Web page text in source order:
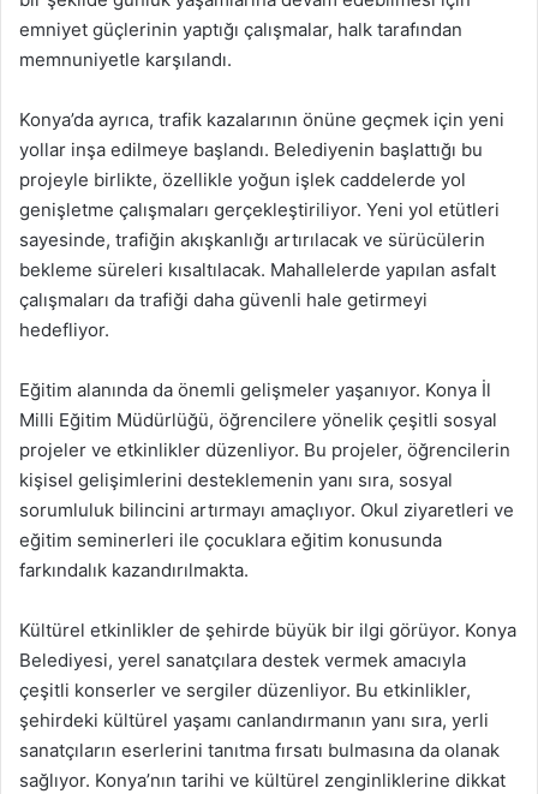
emniyet güçlerinin yaptığı çalışmalar, halk tarafından
memnuniyetle karşılandı.
Konya’da ayrıca, trafik kazalarının önüne geçmek için yeni
yollar inşa edilmeye başlandı. Belediyenin başlattığı bu
projeyle birlikte, özellikle yoğun işlek caddelerde yol
genişletme çalışmaları gerçekleştiriliyor. Yeni yol etütleri
sayesinde, trafiğin akışkanlığı artırılacak ve sürücülerin
bekleme süreleri kısaltılacak. Mahallelerde yapılan asfalt
çalışmaları da trafiği daha güvenli hale getirmeyi
hedefliyor.
Eğitim alanında da önemli gelişmeler yaşanıyor. Konya İl
Milli Eğitim Müdürlüğü, öğrencilere yönelik çeşitli sosyal
projeler ve etkinlikler düzenliyor. Bu projeler, öğrencilerin
kişisel gelişimlerini desteklemenin yanı sıra, sosyal
sorumluluk bilincini artırmayı amaçlıyor. Okul ziyaretleri ve
eğitim seminerleri ile çocuklara eğitim konusunda
farkındalık kazandırılmakta.
Kültürel etkinlikler de şehirde büyük bir ilgi görüyor. Konya
Belediyesi, yerel sanatçılara destek vermek amacıyla
çeşitli konserler ve sergiler düzenliyor. Bu etkinlikler,
şehirdeki kültürel yaşamı canlandırmanın yanı sıra, yerli
sanatçıların eserlerini tanıtma fırsatı bulmasına da olanak
sağlıyor. Konya’nın tarihi ve kültürel zenginliklerine dikkat